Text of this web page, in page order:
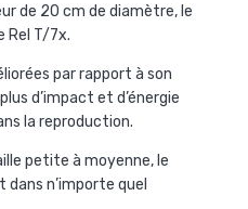
de 20 cm de diamètre, le
Rel T/7x.
par rapport à son
d’impact et d’énergie
la reproduction.
petite à moyenne, le
n’importe quel